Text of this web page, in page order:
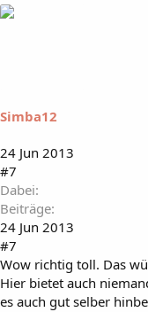
Simba12
24 Jun 2013
#7
Dabei
Beiträge
24 Jun 2013
#7
Wow richtig toll. Das
Hier bietet auch
es auch gut selber